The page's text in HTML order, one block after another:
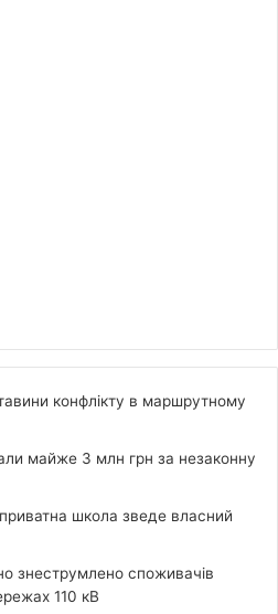
конфлікту в маршрутному
майже 3 млн грн за незаконну
школа зведе власний
знеструмлено споживачів
110 кВ